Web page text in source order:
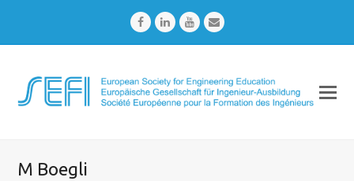
FacebookLinkedInYoutubeEmail
M Boegli